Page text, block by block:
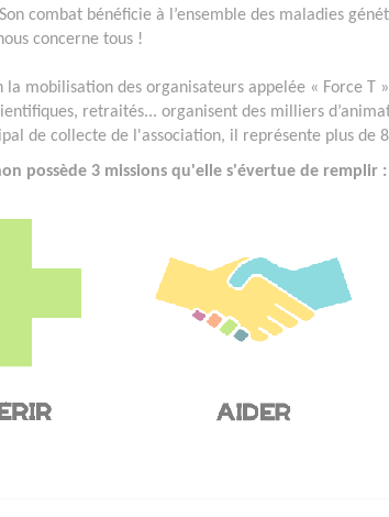
combat bénéficie à l’ensemble des maladies
concerne tous !
la mobilisation des organisateurs appelée « Force T
retraités... organisent des milliers
de collecte de l'association, il représente plus de
possède 3 missions qu'elle s'évertue de remplir :